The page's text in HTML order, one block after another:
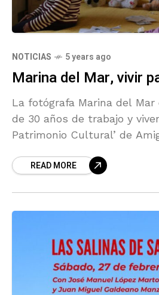
NOTICIAS 5 years ago
Marina del Mar, vivir
La fotógrafa Marina del
de 30 años de trabajo y
Patrimonio Cultural’ de
READ MORE